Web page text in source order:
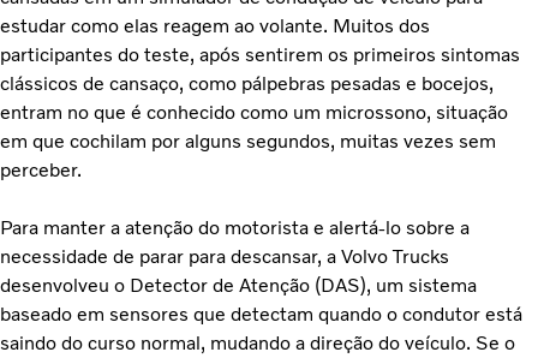
estudar como elas reagem ao volante. Muitos dos
participantes do teste, após sentirem os primeiros sintomas
clássicos de cansaço, como pálpebras pesadas e bocejos,
entram no que é conhecido como um microssono, situação
em que cochilam por alguns segundos, muitas vezes sem
perceber.
Para manter a atenção do motorista e alertá-lo sobre a
necessidade de parar para descansar, a Volvo Trucks
desenvolveu o Detector de Atenção (DAS), um sistema
baseado em sensores que detectam quando o condutor está
saindo do curso normal, mudando a direção do veículo. Se o